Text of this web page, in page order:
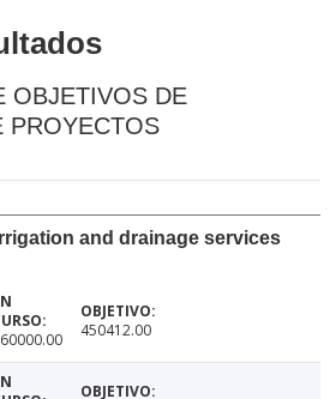
OBJETIVOS DE
PROYECTOS
and drainage services
450412.00